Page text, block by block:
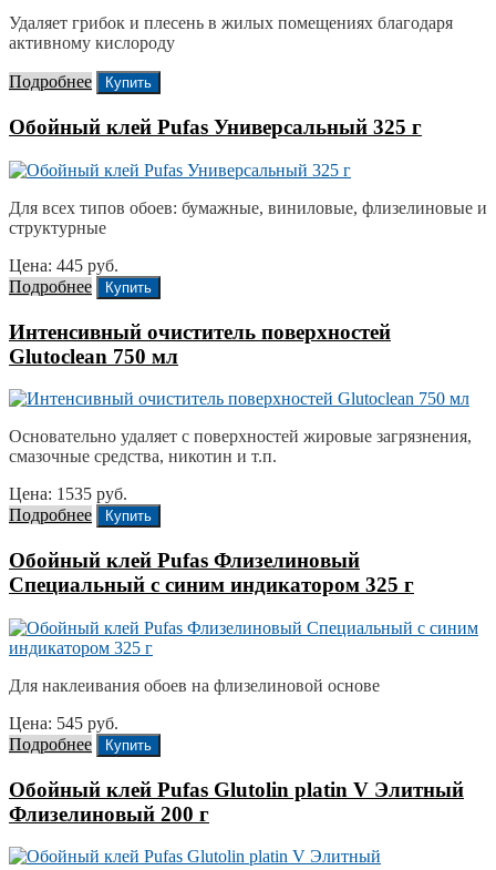
Удаляет грибок и плесень в жилых помещениях благодаря
активному кислороду
Подробнее Купить
Обойный клей Pufas Универсальный 325 г
Для всех типов обоев: бумажные, виниловые, флизелиновые и
структурные
Цена: 445 руб.
Подробнее
Купить
Интенсивный очиститель поверхностей
Glutoclean 750 мл
Основательно удаляет с поверхностей жировые загрязнения,
смазочные средства, никотин и т.п.
Цена: 1535 руб.
Подробнее
Купить
Обойный клей Pufas Флизелиновый
Специальный с синим индикатором 325 г
Для наклеивания обоев на флизелиновой основе
Цена: 545 руб.
Подробнее
Купить
Обойный клей Pufas Glutolin platin V Элитный
Флизелиновый 200 г